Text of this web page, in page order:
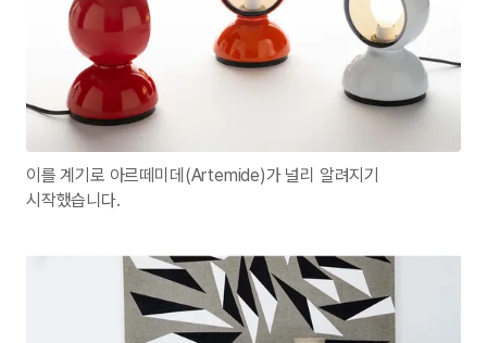
이를 계기로 아르떼미데(Artemide)가 널리 알려지기
시작했습니다.